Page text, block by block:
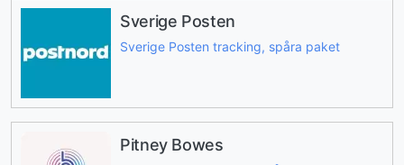
Sverige Posten
Sverige Posten tracking, spåra paket
Pitney Bowes